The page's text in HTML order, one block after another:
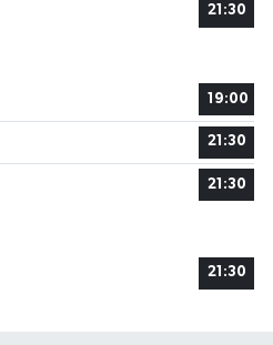
21:30
19:00
21:30
21:30
21:30